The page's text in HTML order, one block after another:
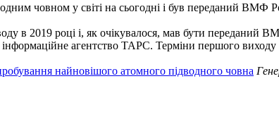
човном у світі на сьогодні і був переданий ВМФ
в 2019 році і, як очікувалося, мав бути переданий
інформаційне агентство ТАРС. Терміни першого
найновішого атомного підводного човна